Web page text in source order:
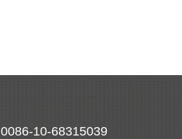
0086-10-68315039